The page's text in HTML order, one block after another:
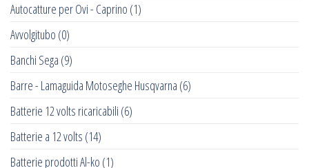
Autocatture per Ovi - Caprino (1)
Avvolgitubo (0)
Banchi Sega (9)
Barre - Lamaguida Motoseghe Husqvarna (6)
Batterie 12 volts ricaricabili (6)
Batterie a 12 volts (14)
Batterie prodotti Al-ko (1)